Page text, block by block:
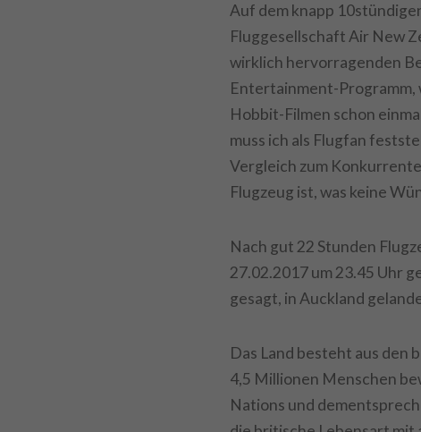
Auf dem knapp
Fluggesellschaft Air New
wirklich hervorragenden
Entertainment-Programm,
Hobbit-Filmen schon
muss ich als Flugfan
Vergleich zum
Flugzeug ist, was keine
Nach gut 22 Stunden
27.02.2017 um 23.45 Uhr
gesagt, in Auckland
Das Land besteht aus den
4,5 Millionen Menschen
Nations und